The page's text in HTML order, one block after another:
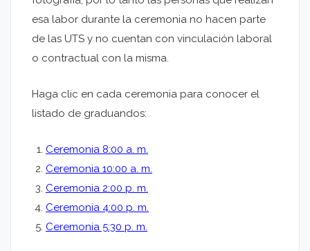
esa labor durante la ceremonia no hacen parte
de las UTS y no cuentan con vinculación laboral
o contractual con la misma.
Haga clic en cada ceremonia para conocer el
listado de graduandos:
Ceremonia 8:00 a. m.
Ceremonia 10:00 a. m.
Ceremonia 2:00 p. m.
Ceremonia 4:00 p. m.
Ceremonia 5:30 p. m.